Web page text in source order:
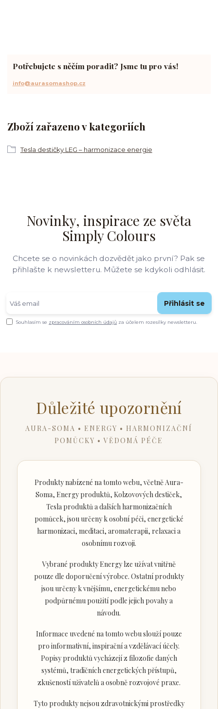
Zboží zařazeno v kategoriích
Tesla destičky LEG – harmonizace energie
Potřebujete s něčím poradit? Jsme tu pro vás!
info@aurasomashop.cz
Novinky, inspirace ze světa
Simply Colours
Chcete se o novinkách dozvědět jako první? Pak se
přihlašte k newsletteru. Můžete se kdykoli odhlásit.
Přihlásit se
Souhlasím se zpracováním osobních údajů za účelem rozesílky newsletteru.
Důležité upozornění
AURA-SOMA • ENERGY • HARMONIZAČNÍ
POMŮCKY • VĚDOMÁ PÉČE
Produkty nabízené na tomto webu, včetně Aura-
Soma, Energy produktů, Kolzovových destiček,
Tesla produktů a dalších harmonizačních
pomůcek, jsou určeny k osobní péči, energetické
harmonizaci, meditaci, aromaterapii, relaxaci a
osobnímu rozvoji.
Vybrané produkty Energy lze užívat vnitřně
pouze dle doporučení výrobce. Ostatní produkty
jsou určeny k vnějšímu, energetickému nebo
podpůrnému použití podle jejich povahy a
návodu.
Informace uvedené na tomto webu slouží pouze
pro informativní, inspirační a vzdělávací účely.
Popisy produktů vycházejí z filozofie daných
systémů, tradičních energetických přístupů,
zkušeností uživatelů a osobně rozvojové praxe.
Tyto produkty nejsou zdravotnickými prostředky